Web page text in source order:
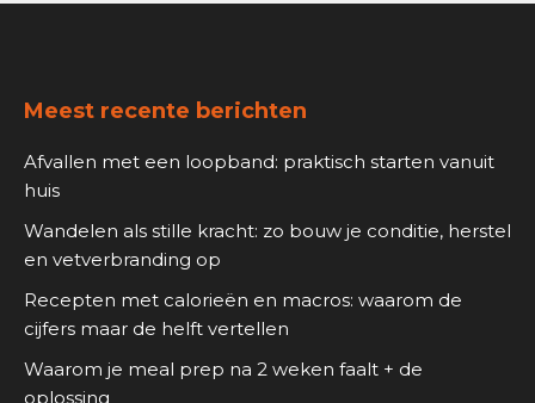
Meest recente berichten
Afvallen met een loopband: praktisch starten vanuit
huis
Wandelen als stille kracht: zo bouw je conditie, herstel
en vetverbranding op
Recepten met calorieën en macros: waarom de
cijfers maar de helft vertellen
Waarom je meal prep na 2 weken faalt + de
oplossing